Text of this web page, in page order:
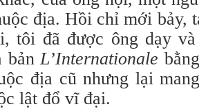
địa. Hồi chỉ mới bảy,
tôi đã được ông dạy
bảnL’Internationale
địa cũ nhưng lại
lật đổ vĩ đại.